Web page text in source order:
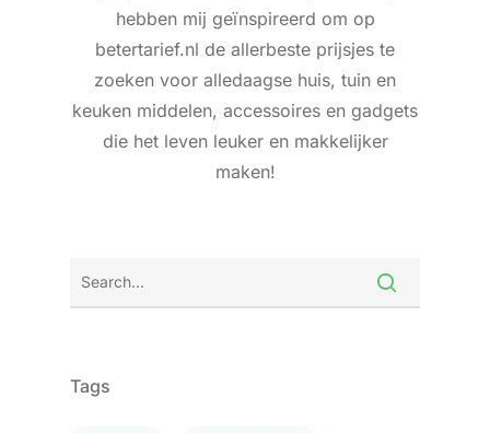
hebben mij geïnspireerd om op
betertarief.nl de allerbeste prijsjes te
zoeken voor alledaagse huis, tuin en
keuken middelen, accessoires en gadgets
die het leven leuker en makkelijker
maken!
Tags